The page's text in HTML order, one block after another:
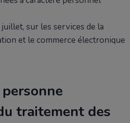
sur les services de la
et le commerce électronique
traitement des